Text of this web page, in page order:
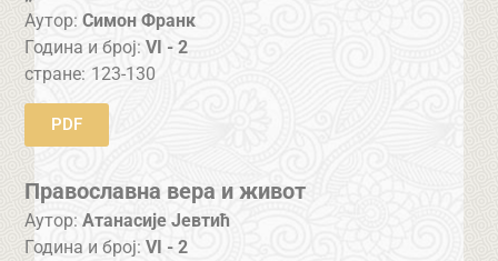
Аутор: Симон Франк
Година и број:VI - 2
стране: 123-130
PDF
Православна вера и живот
Аутор: Атанасије Јевтић
Година и број:VI - 2